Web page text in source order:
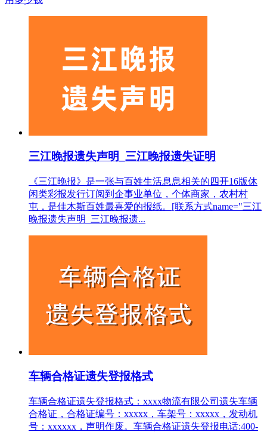
三江晚报遗失声明_三江晚报遗失证明
《三江晚报》是一张与百姓生活息息相关的四开16版休
闲类彩报发行订阅到企事业单位，个体商家，农村村
屯，是佳木斯百姓最喜爱的报纸。[联系方式name="三江
晚报遗失声明_三江晚报遗...
车辆合格证遗失登报格式
车辆合格证遗失登报格式：xxxx物流有限公司遗失车辆
合格证，合格证编号：xxxxx，车架号：xxxxx，发动机
号：xxxxxx，声明作废。车辆合格证遗失登报电话:400-